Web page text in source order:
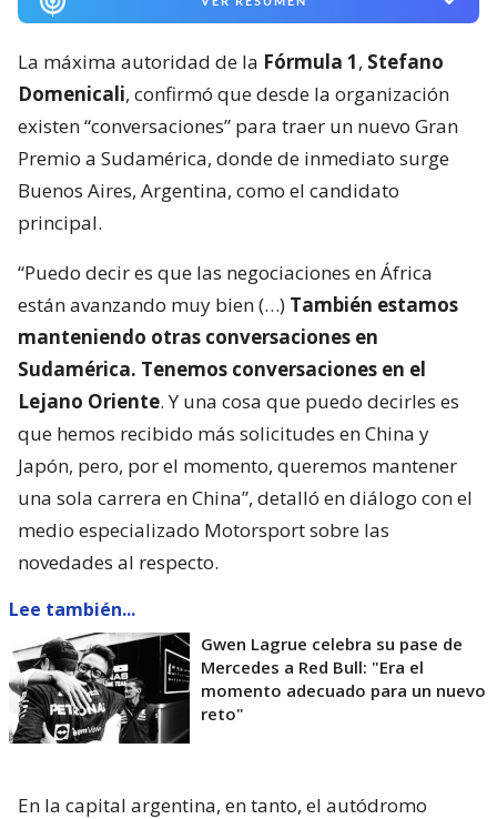
La máxima autoridad de la Fórmula 1, Stefano
Domenicali, confirmó que desde la organización
existen “conversaciones” para traer un nuevo Gran
Premio a Sudamérica, donde de inmediato surge
Buenos Aires, Argentina, como el candidato
principal.
“Puedo decir es que las negociaciones en África
están avanzando muy bien (…) También estamos
manteniendo otras conversaciones en
Sudamérica. Tenemos conversaciones en el
Lejano Oriente. Y una cosa que puedo decirles es
que hemos recibido más solicitudes en China y
Japón, pero, por el momento, queremos mantener
una sola carrera en China”, detalló en diálogo con el
medio especializado Motorsport sobre las
novedades al respecto.
Lee también...
Gwen Lagrue celebra su pase de
Mercedes a Red Bull: "Era el
momento adecuado para un nuevo
reto"
En la capital argentina, en tanto, el autódromo